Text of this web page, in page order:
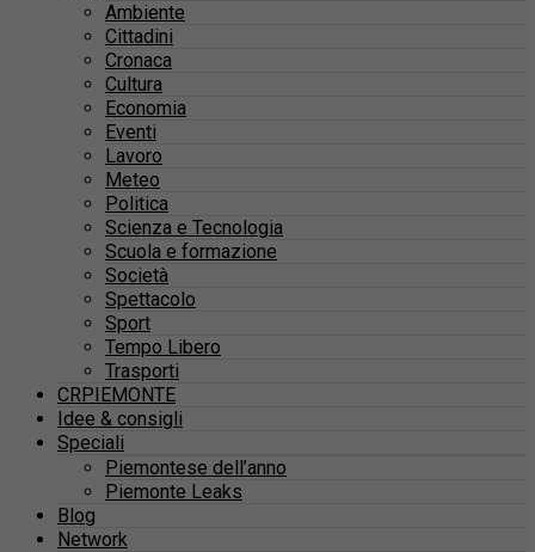
Ambiente
Cittadini
Cronaca
Cultura
Economia
Eventi
Lavoro
Meteo
Politica
Scienza e Tecnologia
Scuola e formazione
Società
Spettacolo
Sport
Tempo Libero
Trasporti
CRPIEMONTE
Idee & consigli
Speciali
Piemontese dell’anno
Piemonte Leaks
Blog
Network